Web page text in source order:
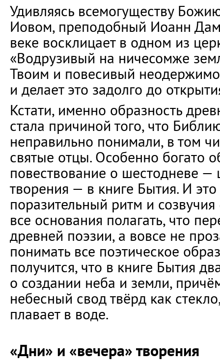
Удивляясь всемогуществу
Иовом, преподобный Иоанн
веке восклицает в одном из
«Водрузивый на ничесомже
Твоим и повесивый
и делает это задолго до
Кстати, именно образность
стала причиной того, что
неправильно понимали, в том
святые отцы. Особенно богато
повествование о шестодневе —
творения — в книге Бытия. И
поразительный ритм и
все основания полагать, что
древней поэзии, а вовсе не
понимать все поэтическое
получится, что в книге Бытия
о создании неба и земли,
небесный свод твёрд как
плавает в воде.
«Дни» и «вечера» творения